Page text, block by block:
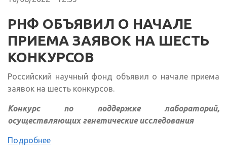
РНФ ОБЪЯВИЛ О НАЧАЛЕ
ПРИЕМА ЗАЯВОК НА ШЕСТЬ
КОНКУРСОВ
Российский научный фонд объявил о начале приема
заявок на шесть конкурсов.
Конкурс по поддержке лабораторий,
осуществляющих генетические исследования
Подробнее